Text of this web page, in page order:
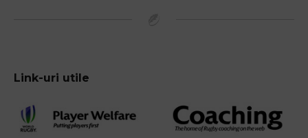
Link-uri utile